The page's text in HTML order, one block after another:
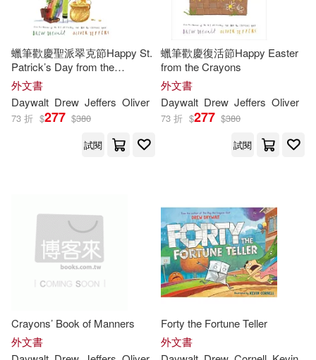
蠟筆歡慶聖派翠克節Happy St.
Patrick’s Day from the
Crayons
外文書
Daywalt Drew Jeffers Oliver
73 折 $277 $380
試閱
蠟筆歡慶復活節Happy Easter
from the Crayons
外文書
Daywalt Drew Jeffers Oliver
73 折 $277 $380
試閱
Crayons’ Book of Manners
外文書
Forty the Fortune Teller
外文書